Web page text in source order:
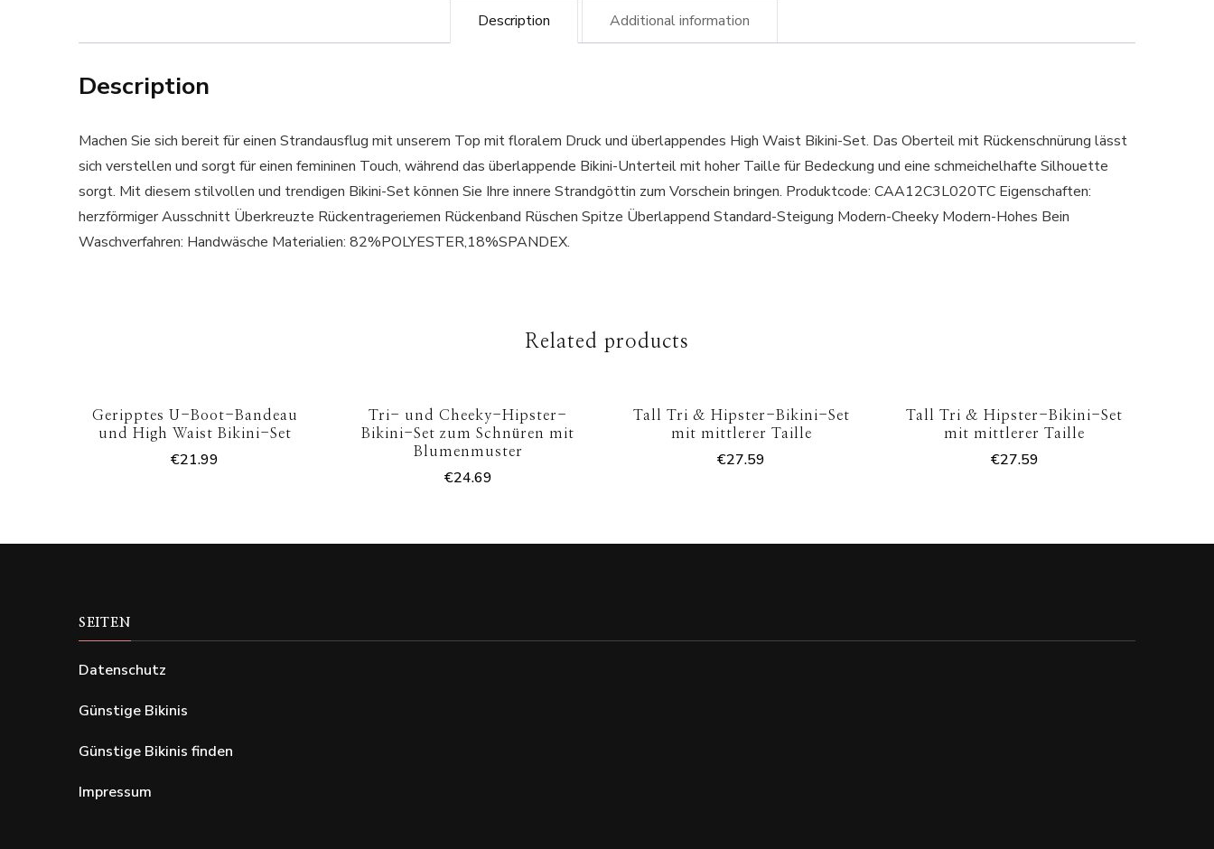
Description Additional information
Description
Machen Sie sich bereit für einen Strandausflug mit unserem Top mit floralem Druck und überlappendes High Waist Bikini-Set. Das Oberteil mit Rückenschnürung lässt
sich verstellen und sorgt für einen femininen Touch, während das überlappende Bikini-Unterteil mit hoher Taille für Bedeckung und eine schmeichelhafte Silhouette
sorgt. Mit diesem stilvollen und trendigen Bikini-Set können Sie Ihre innere Strandgöttin zum Vorschein bringen. Produktcode: CAA12C3L020TC Eigenschaften:
herzförmiger Ausschnitt Überkreuzte Rückentrageriemen Rückenband Rüschen Spitze Überlappend Standard-Steigung Modern-Cheeky Modern-Hohes Bein
Waschverfahren: Handwäsche Materialien: 82%POLYESTER,18%SPANDEX.
Related products
Geripptes U-Boot-Bandeau
und High Waist Bikini-Set
€21.99
Tri- und Cheeky-Hipster-
Bikini-Set zum Schnüren mit
Blumenmuster
€24.69
Tall Tri & Hipster-Bikini-Set
mit mittlerer Taille
€27.59
Tall Tri & Hipster-Bikini-Set
mit mittlerer Taille
€27.59
SEITEN
Datenschutz
Günstige Bikinis
Günstige Bikinis finden
Impressum